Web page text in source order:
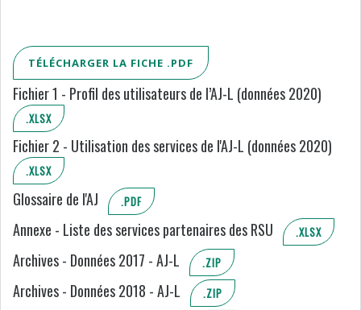
TÉLÉCHARGER LA FICHE .PDF
Fichier 1 - Profil des utilisateurs de l’AJ-L (données 2020)
.XLSX
Fichier 2 - Utilisation des services de l'AJ-L (données 2020)
.XLSX
Glossaire de l'AJ .PDF
Annexe - Liste des services partenaires des RSU .XLSX
Archives - Données 2017 - AJ-L .ZIP
Archives - Données 2018 - AJ-L .ZIP